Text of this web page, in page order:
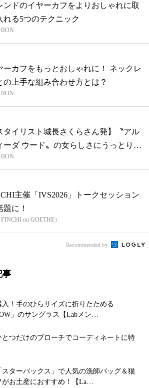
ンドのイヤーカフをよりおしゃれに取
れる5つのテクニック
ーカフをもっとおしゃれに！ ネックレ
の上手な組み合わせ方とは？
タイリスト城長さくらさん発】〝アル
ーダ ウード〟の女らしさにうっとり♡
主催「IVS2026」トークセッション
題に！
on GOETHE）
Recommended by
事
入！手のひらサイズに折りたためる
」のサングラス【Labメン…
とつだけのブローチでコーディネートに特
スターバックス」で人気の漁師バッグ＆猫
がお土産におすすめ！【La…